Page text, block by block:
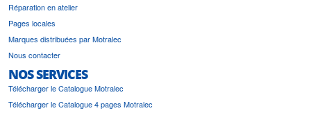
Réparation en atelier
Pages locales
Marques distribuées par Motralec
Nous contacter
NOS SERVICES
Télécharger le Catalogue Motralec
Télécharger le Catalogue 4 pages Motralec